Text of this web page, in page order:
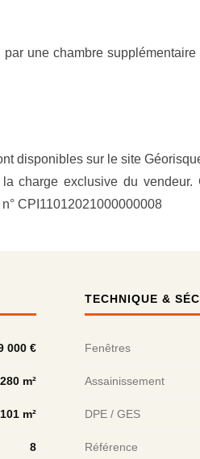
une chambre
disponibles sur le site
charge exclusive du
CPI11012021000000008
000 €
280 m²
101 m²
8
TECHNIQUE &
Fenêtres
Assainissement
DPE / GES
Référence